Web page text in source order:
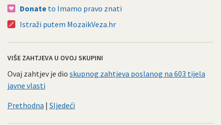
Donate to Imamo pravo znati
Istraži putem MozaikVeza.hr
VIŠE ZAHTJEVA U OVOJ SKUPINI
Ovaj zahtjev je dio skupnog zahtjeva poslanog na 603 tijela
javne vlasti
Prethodna | Sljedeći